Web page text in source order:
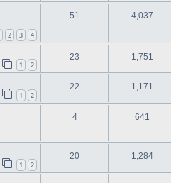
2 3 4
51 4,037
1 2
23 1,751
1 2
22 1,171
4 641
1 2
20 1,284